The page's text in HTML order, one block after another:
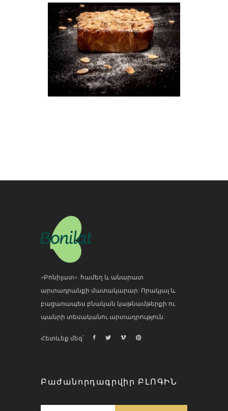
Almond Cake
Breakfast Cookies
«Բոնիլատ». համեղ և անարատ
արտադրանքի մատակարար: Որակյալ և
բացառապես բնական կաթնամթերքի ու
պանրի տեսականու արտադրություն:
Հետևեք մեզ՝
Բաժանորդագրվիր ԲԼՈԳԻՆ